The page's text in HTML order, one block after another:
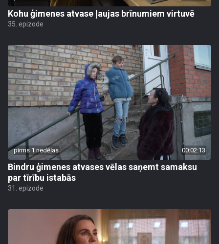
Kohu ģimenes atvase ļaujas brīnumiem virtuvē
35. epizode
pirms 1 nedēļas 00:02:13
Bindru ģimenes atvases vēlas saņemt samaksu
par tīrību istabās
31. epizode